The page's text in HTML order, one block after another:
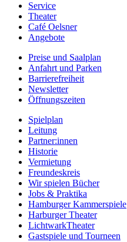
Service
Theater
Café Oelsner
Angebote
Preise und Saalplan
Anfahrt und Parken
Barrierefreiheit
Newsletter
Öffnungszeiten
Spielplan
Leitung
Partner:innen
Historie
Vermietung
Freundeskreis
Wir spielen Bücher
Jobs & Praktika
Hamburger Kammerspiele
Harburger Theater
LichtwarkTheater
Gastspiele und Tourneen